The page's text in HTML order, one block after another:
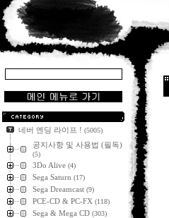
네버 엔딩 라이프 ! (5005)
공지사항 및 사용법 (필독)
(5)
3Do Alive (4)
Sega Saturn (17)
Sega Dreamcast (9)
PCE-CD & PC-FX (118)
Sega & Mega CD (303)